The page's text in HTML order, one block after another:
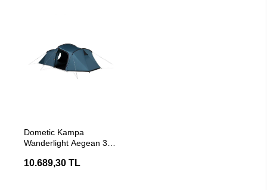
Dometic Kampa
Wanderlight Aegean 3
10.689,30 TL